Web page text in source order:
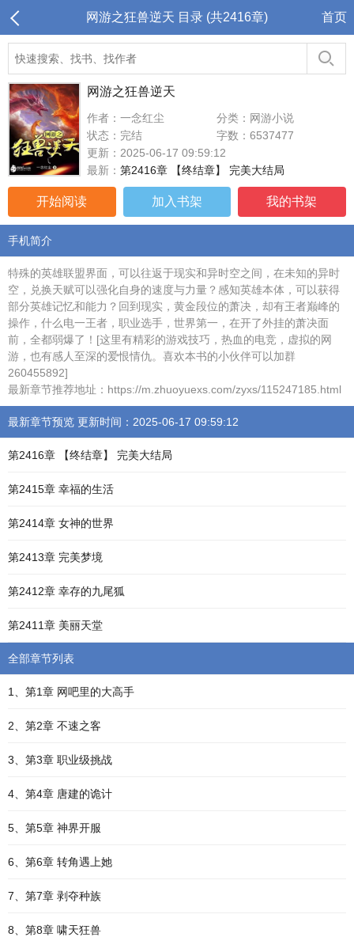
网游之狂兽逆天 目录 (共2416章) 首页
网游之狂兽逆天
作者：一念红尘
分类：网游小说
状态：完结
字数：6537477
更新：2025-06-17 09:59:12
最新： 第2416章 【终结章】 完美大结局
开始阅读 加入书架 我的书架
手机简介
特殊的英雄联盟界面，可以往返于现实和异时空之间，在未知的异时
空，兑换天赋可以强化自身的速度与力量？感知英雄本体，可以获得
部分英雄记忆和能力？回到现实，黄金段位的萧决，却有王者巅峰的
操作，什么电一王者，职业选手，世界第一，在开了外挂的萧决面
前，全都弱爆了！[这里有精彩的游戏技巧，热血的电竞，虚拟的网
游，也有感人至深的爱恨情仇。喜欢本书的小伙伴可以加群
260455892]
最新章节推荐地址：https://m.zhuoyuexs.com/zyxs/115247185.html
最新章节预览 更新时间：2025-06-17 09:59:12
第2416章 【终结章】 完美大结局
第2415章 幸福的生活
第2414章 女神的世界
第2413章 完美梦境
第2412章 幸存的九尾狐
第2411章 美丽天堂
全部章节列表
1、第1章 网吧里的大高手
2、第2章 不速之客
3、第3章 职业级挑战
4、第4章 唐建的诡计
5、第5章 神界开服
6、第6章 转角遇上她
7、第7章 剥夺种族
8、第8章 啸天狂兽